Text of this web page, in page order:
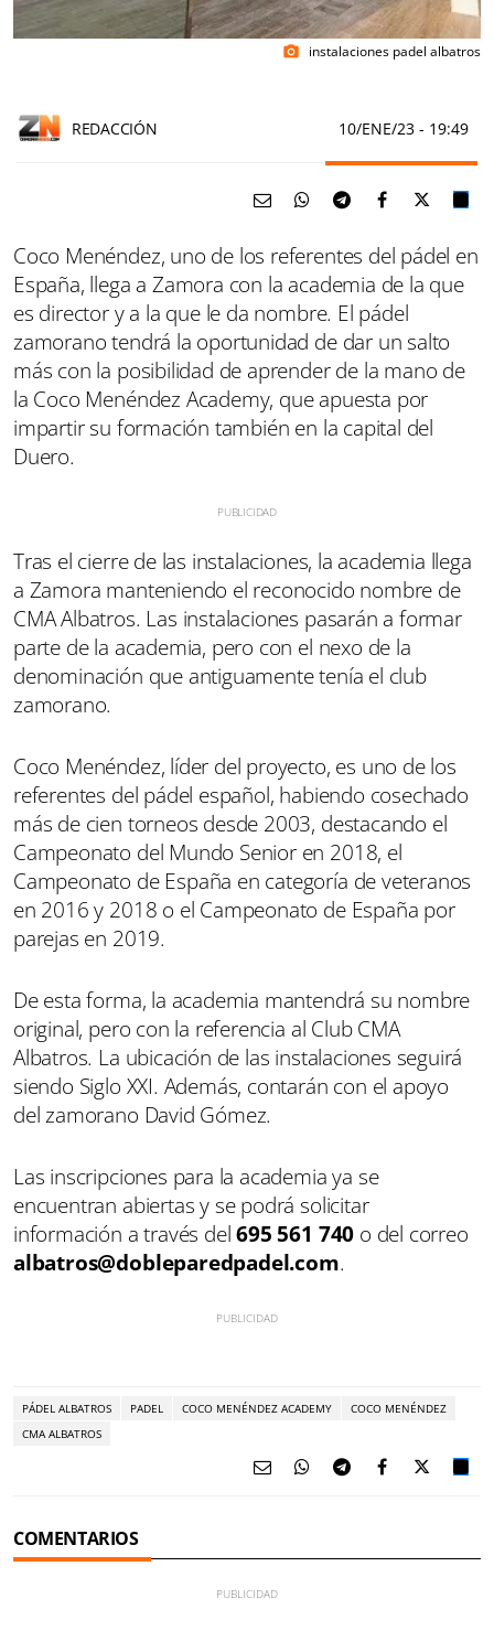
photo_camera instalaciones padel albatros
REDACCIÓN 10/ENE/23 - 19:49
Coco Menéndez, uno de los referentes del pádel en
España, llega a Zamora con la academia de la que
es director y a la que le da nombre. El pádel
zamorano tendrá la oportunidad de dar un salto
más con la posibilidad de aprender de la mano de
la Coco Menéndez Academy, que apuesta por
impartir su formación también en la capital del
Duero.
Tras el cierre de las instalaciones, la academia llega
a Zamora manteniendo el reconocido nombre de
CMA Albatros. Las instalaciones pasarán a formar
parte de la academia, pero con el nexo de la
denominación que antiguamente tenía el club
zamorano.
Coco Menéndez, líder del proyecto, es uno de los
referentes del pádel español, habiendo cosechado
más de cien torneos desde 2003, destacando el
Campeonato del Mundo Senior en 2018, el
Campeonato de España en categoría de veteranos
en 2016 y 2018 o el Campeonato de España por
parejas en 2019.
De esta forma, la academia mantendrá su nombre
original, pero con la referencia al Club CMA
Albatros. La ubicación de las instalaciones seguirá
siendo Siglo XXI. Además, contarán con el apoyo
del zamorano David Gómez.
Las inscripciones para la academia ya se
encuentran abiertas y se podrá solicitar
información a través del695 561 740 o del correo
albatros@dobleparedpadel.com.
PÁDEL ALBATROS PADEL COCO MENÉNDEZ ACADEMY
COCO MENÉNDEZ
CMA ALBATROS
COMENTARIOS